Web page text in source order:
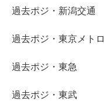
過去ポジ・新潟交通
過去ポジ・東京メトロ
過去ポジ・東急
過去ポジ・東武